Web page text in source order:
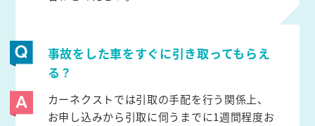
事故をした車をすぐに引き取ってもらえ
る？
カーネクストでは引取の手配を行う関係上、
お申し込みから引取に伺うまでに1週間程度お